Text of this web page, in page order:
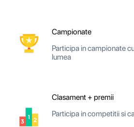
Campionate
Participa in campionate
lumea
Clasament + premii
Participa in competitii si